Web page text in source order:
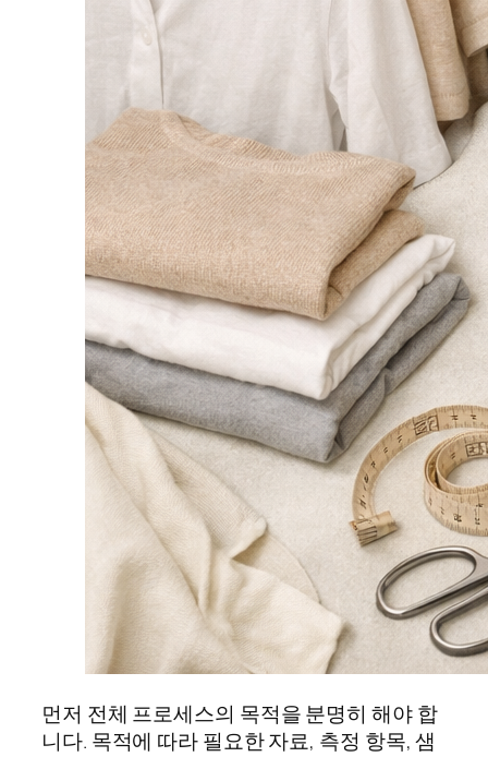
먼저 전체 프로세스의 목적을 분명히 해야 합
니다. 목적에 따라 필요한 자료, 측정 항목, 샘